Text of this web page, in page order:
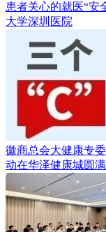
患者关心的就医“安
大学深圳医院
徽商总会大健康专
动在华泽健康城圆